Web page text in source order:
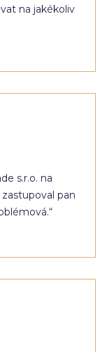
na jakékoliv
s.r.o. na
pan